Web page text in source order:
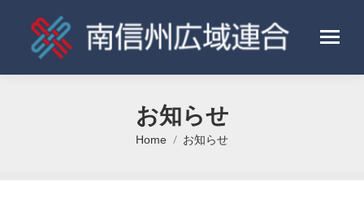
お知らせ
You are here:
Home お知らせ